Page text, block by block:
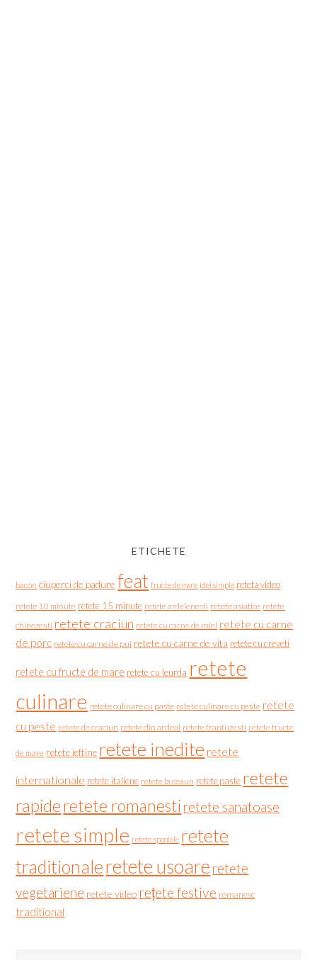
ETICHETE
bacon ciuperci de padure feat fructe de mare idei simple reteta video
retete 10 minute retete 15 minute retete ardelenesti retete asiatice retete
chinezesti retete craciun retete cu carne de miel retete cu carne
de porc retete cu carne de pui retete cu carne de vita retete cu creveti
retete cu fructe de mare retete cu leurda retete
culinare retete culinare cu paste retete culinare cu peste retete
cu peste retete de craciun retete din ardeal retete frantuzesti retete fructe
de mare retete ieftine retete inedite retete
internationale retete italiene retete la ceaun retete paste retete
rapideretete romanesti retete sanatoase
retete simple retete spaniole retete
traditionaleretete usoare retete
vegetariene retete video rețete festive romanesc
traditional